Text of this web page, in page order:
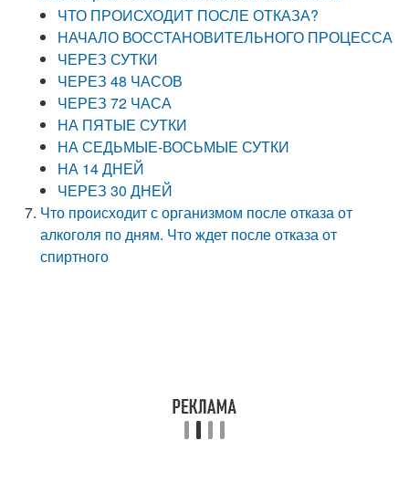
ЧТО ПРОИСХОДИТ ПОСЛЕ ОТКАЗА?
НАЧАЛО ВОССТАНОВИТЕЛЬНОГО ПРОЦЕССА
ЧЕРЕЗ СУТКИ
ЧЕРЕЗ 48 ЧАСОВ
ЧЕРЕЗ 72 ЧАСА
НА ПЯТЫЕ СУТКИ
НА СЕДЬМЫЕ-ВОСЬМЫЕ СУТКИ
НА 14 ДНЕЙ
ЧЕРЕЗ 30 ДНЕЙ
Что происходит с организмом после отказа от
алкоголя по дням. Что ждет после отказа от
спиртного